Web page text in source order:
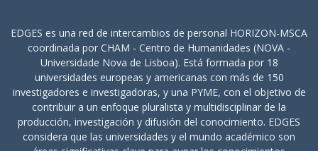
EDGES es una red de intercambios de personal HORIZON-MSCA
coordinada por CHAM - Centro de Humanidades (NOVA -
Universidade Nova de Lisboa). Está formada por 18
universidades europeas y americanas con más de 150
investigadores e investigadoras, y una PYME, con el objetivo de
contribuir a un enfoque pluralista y multidisciplinar de la
producción, investigación y difusión del conocimiento. EDGES
considera que las universidades y el mundo académico son